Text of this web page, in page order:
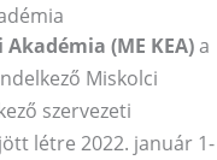
(ME KEA)a
Miskolci
szervezeti
létre 2022. január 1-